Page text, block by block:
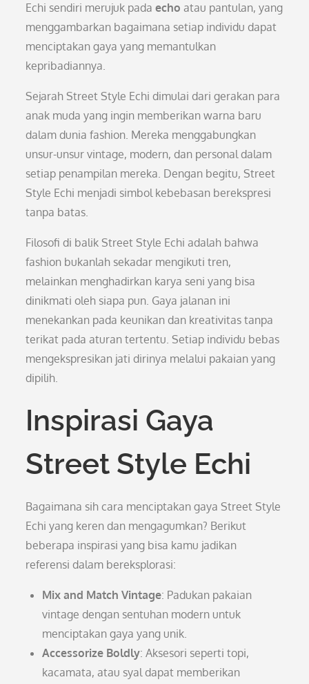
Echi sendiri merujuk padaecho atau pantulan, yang
menggambarkan bagaimana setiap individu dapat
menciptakan gaya yang memantulkan
kepribadiannya.
Sejarah Street Style Echi dimulai dari gerakan para
anak muda yang ingin memberikan warna baru
dalam dunia fashion. Mereka menggabungkan
unsur-unsur vintage, modern, dan personal dalam
setiap penampilan mereka. Dengan begitu, Street
Style Echi menjadi simbol kebebasan berekspresi
tanpa batas.
Filosofi di balik Street Style Echi adalah bahwa
fashion bukanlah sekadar mengikuti tren,
melainkan menghadirkan karya seni yang bisa
dinikmati oleh siapa pun. Gaya jalanan ini
menekankan pada keunikan dan kreativitas tanpa
terikat pada aturan tertentu. Setiap individu bebas
mengekspresikan jati dirinya melalui pakaian yang
dipilih.
Inspirasi Gaya
Street Style Echi
Bagaimana sih cara menciptakan gaya Street Style
Echi yang keren dan mengagumkan? Berikut
beberapa inspirasi yang bisa kamu jadikan
referensi dalam bereksplorasi:
Mix and Match Vintage: Padukan pakaian
vintage dengan sentuhan modern untuk
menciptakan gaya yang unik.
Accessorize Boldly: Aksesori seperti topi,
kacamata, atau syal dapat memberikan